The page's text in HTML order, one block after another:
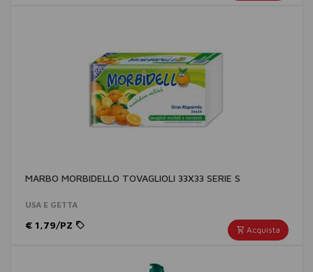
MARBO MORBIDELLO TOVAGLIOLI 33X33 SERIE S
USA E GETTA
Acquista
€ 1,79/PZ